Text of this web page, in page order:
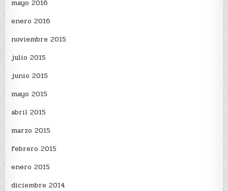
mayo 2016
enero 2016
noviembre 2015
julio 2015
junio 2015
mayo 2015
abril 2015
marzo 2015
febrero 2015
enero 2015
diciembre 2014